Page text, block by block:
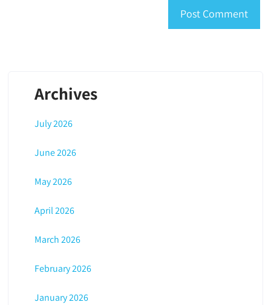
Archives
July 2026
June 2026
May 2026
April 2026
March 2026
February 2026
January 2026